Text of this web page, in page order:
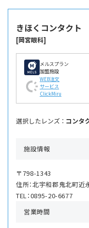
きほくコンタクト
[岡宮眼科]
メルスプラン
加盟施設
WEB注文
サービス
ClickMiru
選択したレンズ ： コンタ
施設情報
〒798-1343
住所：北宇和郡鬼北町
TEL：0895-20-6677
営業時間